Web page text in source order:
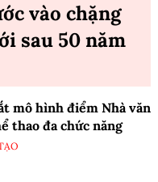
vào chặng
sau 50 năm
mô hình điểm Nhà văn
thao đa chức năng